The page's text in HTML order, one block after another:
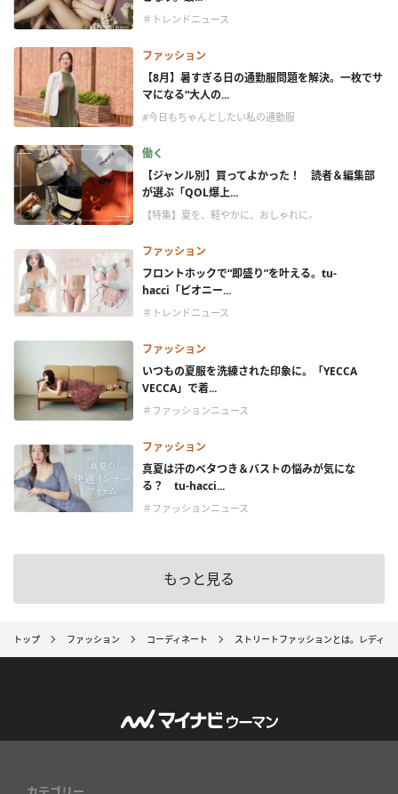
＃トレンドニュース
ファッション
【8月】暑すぎる日の通勤服問題を解決。一枚でサ
マになる“大人の...
#今日もちゃんとしたい私の通勤服
働く
【ジャンル別】買ってよかった！ 読者＆編集部
が選ぶ「QOL爆上...
【特集】夏を、軽やかに、おしゃれに。
ファッション
フロントホックで“即盛り”を叶える。tu-
hacci「ピオニー...
＃トレンドニュース
ファッション
いつもの夏服を洗練された印象に。「YECCA
VECCA」で着...
＃ファッションニュース
ファッション
真夏は汗のベタつき＆バストの悩みが気にな
る？ tu-hacci...
＃ファッションニュース
もっと見る
トップ ファッション コーディネート ストリートファッションとは。レディ